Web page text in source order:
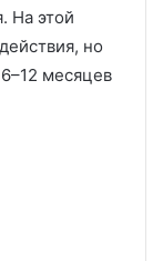
На этой
но
месяцев